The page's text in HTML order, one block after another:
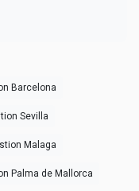
Barcelona
Sevilla
Malaga
Palma de Mallorca